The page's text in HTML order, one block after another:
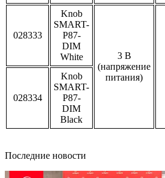
028333
Knob
SMART-
P87-
DIM
White
3 В
(напряжение
питания)
028334
Knob
SMART-
P87-
DIM
Black
Последние новости